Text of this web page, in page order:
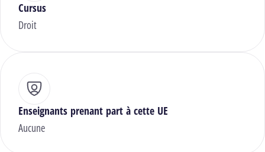
Cursus
Droit
Enseignants prenant part à cette UE
Aucune